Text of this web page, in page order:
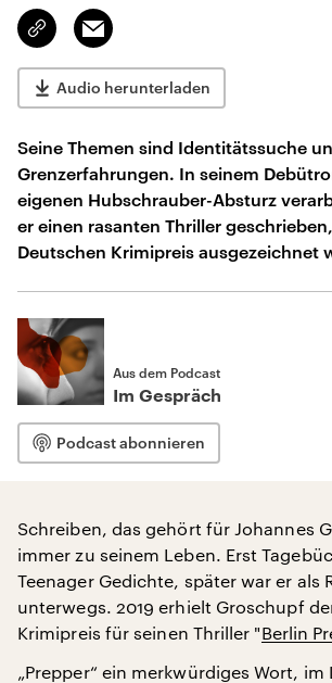
Link
kopieren/teilen
Email
Audio herunterladen
Seine Themen sind Identitätssuche
Grenzerfahrungen. In seinem
eigenen Hubschrauber-Absturz
er einen rasanten Thriller
Deutschen Krimipreis ausgezeichnet
Aus dem Podcast
Im Gespräch
Podcast abonnieren
Schreiben, das gehört für Johannes
immer zu seinem Leben. Erst
Teenager Gedichte, später war er als
unterwegs. 2019 erhielt Groschupf
Krimipreis für seinen Thriller "Berlin
„Prepper“ ein merkwürdiges Wort,